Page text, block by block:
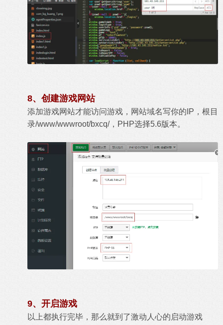
8、创建游戏网站
添加游戏网站才能访问游戏，网站域名写你的IP，根目
录/www/wwwroot/bxcq/，PHP选择5.6版本。
9、开启游戏
以上都执行完毕，那么就到了激动人心的启动游戏